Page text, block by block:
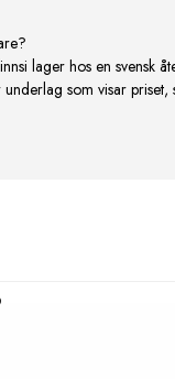
lager hos en svensk
som visar priset,